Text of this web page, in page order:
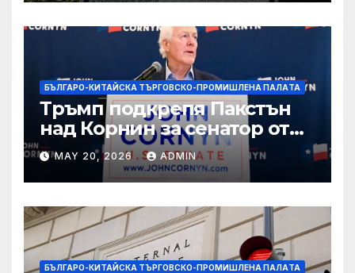
БЪЛГАРО-КИТАЙСКА ТЪРГОВСКО-ПРОМИШЛЕНА ПАЛAТА
Тръмп подкрепя Пакстън
над Корнин за сенатор от
Тексас в шокираща
подкрепа
MAY 20, 2026 ADMIN
БЪЛГАРО-КИТАЙСКА ТЪРГОВСКО-ПРОМИШЛЕНА ПАЛAТА